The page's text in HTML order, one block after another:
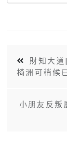
財知大
椅洲可稍候
小朋友反叛